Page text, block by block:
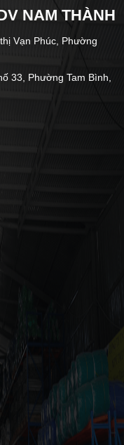
NAM THÀNH
Vạn Phúc, Phường
33, Phường Tam Bình,